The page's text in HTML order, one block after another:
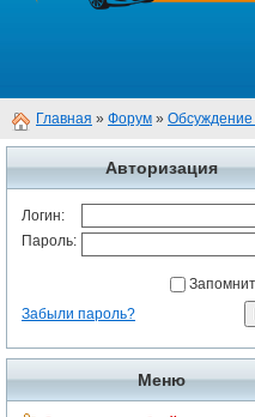
Главная » Форум » Обсуждение
Авторизация
Логин:
Пароль:
Забыли пароль?
Меню